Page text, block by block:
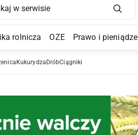
Main Navigation
Submenu
rolnicza OZE Prawo i pieniądze
Kukurydza DróbCiągniki